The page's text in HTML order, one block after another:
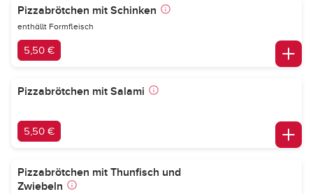
Pizzabrötchen mit Schinken
enthällt Formfleisch
5,50 €
Pizzabrötchen mit Salami
5,50 €
Pizzabrötchen mit Thunfisch und
Zwiebeln